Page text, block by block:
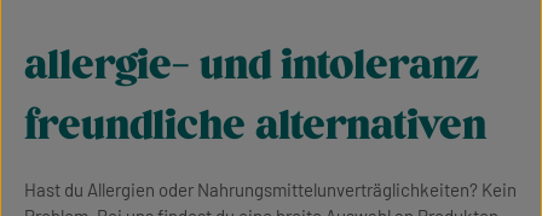
allergie- und intoleranz
freundliche alternativen
Hast du Allergien oder Nahrungsmittelunverträglichkeiten? Kein